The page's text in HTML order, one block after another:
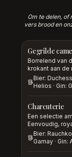
Om te delen, of
vers brood en
Gegrilde
Borrelend van
krokant aan de
Bier:
Helios · Gin:
Charcuterie
Een selectie
Eenvoudig,
Bier:
Gamay · Gin: